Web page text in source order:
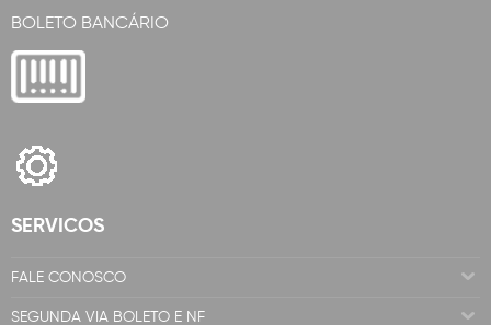
BOLETO BANCÁRIO
SERVICOS
FALE CONOSCO
SEGUNDA VIA BOLETO E NF